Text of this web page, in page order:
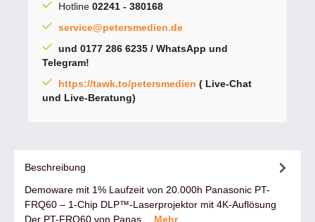
Hotline 02241 - 380168
service@petersmedien.de
und 0177 286 6235 / WhatsApp und
Telegram!
https://tawk.to/petersmedien ( Live-Chat
und Live-Beratung)
Beschreibung
Demoware mit 1% Laufzeit von 20.000h Panasonic PT-
FRQ60 – 1-Chip DLP™-Laserprojektor mit 4K-Auflösung
Der PT-FRQ60 von Panas… Mehr